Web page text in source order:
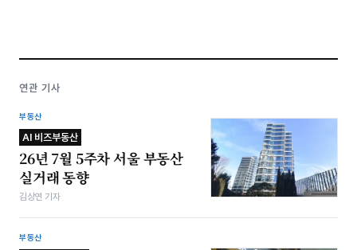
연관 기사
부동산
AI 비즈부동산
26년 7월 5주차 서울 부동산
실거래 동향
김상연 기자
부동산